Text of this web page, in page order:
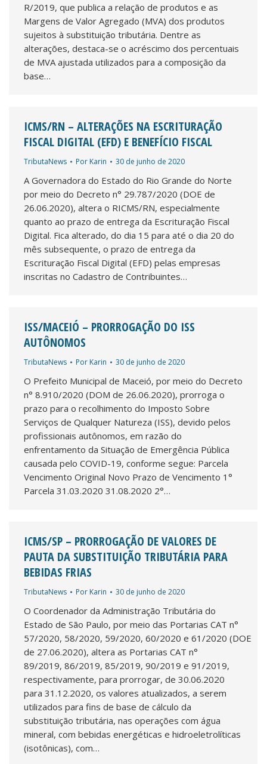
R/2019, que publica a relação de produtos e as
Margens de Valor Agregado (MVA) dos produtos
sujeitos à substituição tributária. Dentre as
alterações, destaca-se o acréscimo dos percentuais
de MVA ajustada utilizados para a composição da
base…
ICMS/RN – ALTERAÇÕES NA ESCRITURAÇÃO
FISCAL DIGITAL (EFD) E BENEFÍCIO FISCAL
TributaNews Por Karin 30 de junho de 2020
A Governadora do Estado do Rio Grande do Norte
por meio do Decreto n° 29.787/2020 (DOE de
26.06.2020), altera o RICMS/RN, especialmente
quanto ao prazo de entrega da Escrituração Fiscal
Digital. Fica alterado, do dia 15 para até o dia 20 do
mês subsequente, o prazo de entrega da
Escrituração Fiscal Digital (EFD) pelas empresas
inscritas no Cadastro de Contribuintes…
ISS/MACEIÓ – PRORROGAÇÃO DO ISS
AUTÔNOMOS
TributaNews Por Karin 30 de junho de 2020
O Prefeito Municipal de Maceió, por meio do Decreto
n° 8.910/2020 (DOM de 26.06.2020), prorroga o
prazo para o recolhimento do Imposto Sobre
Serviços de Qualquer Natureza (ISS), devido pelos
profissionais autônomos, em razão do
enfrentamento da Situação de Emergência Pública
causada pelo COVID-19, conforme segue: Parcela
Vencimento Original Novo Prazo de Vencimento 1°
Parcela 31.03.2020 31.08.2020 2°…
ICMS/SP – PRORROGAÇÃO DE VALORES DE
PAUTA DA SUBSTITUIÇÃO TRIBUTÁRIA PARA
BEBIDAS FRIAS
TributaNews Por Karin 30 de junho de 2020
O Coordenador da Administração Tributária do
Estado de São Paulo, por meio das Portarias CAT n°
57/2020, 58/2020, 59/2020, 60/2020 e 61/2020 (DOE
de 27.06.2020), altera as Portarias CAT n°
89/2019, 86/2019, 85/2019, 90/2019 e 91/2019,
respectivamente, para prorrogar, de 30.06.2020
para 31.12.2020, os valores atualizados, a serem
utilizados para fins de base de cálculo da
substituição tributária, nas operações com água
mineral, com bebidas energéticas e hidroeletrolíticas
(isotônicas), com…